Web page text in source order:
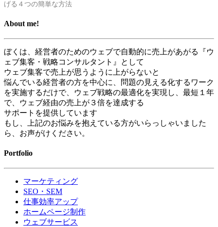
げる４つの簡単な方法
About me!
ぼくは、経営者のためのウェブで自動的に売上があがる『ウ
ェブ集客・戦略コンサルタント』として
ウェブ集客で売上が思うように上がらないと
悩んでいる経営者の方を中心に、問題の見える化するワーク
を実施するだけで、ウェブ戦略の最適化を実現し、最短１年
で、ウェブ経由の売上が３倍を達成する
サポートを提供しています
もし、上記のお悩みを抱えている方がいらっしゃいました
ら、お声がけください。
Portfolio
マーケティング
SEO・SEM
仕事効率アップ
ホームページ制作
ウェブサービス